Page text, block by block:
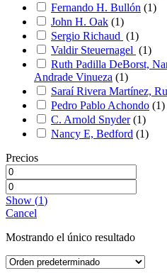
Fernando H. Bullón (1)
John H. Oak (1)
Sergio Richaud (1)
Valdir Steuernagel (1)
Ruth Padilla DeBorst,
Andrade Vinueza (1)
Saraí Rivera Martínez,
Pedro Pablo Achondo (1)
C. Arnold Snyder (1)
Nancy E, Bedford (1)
Precios
Show (1)
Cancel
Mostrando el único resultado